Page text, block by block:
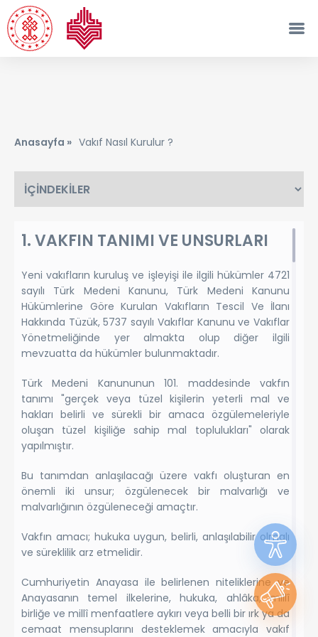
Anasayfa » Vakıf Nasıl Kurulur ?
1. VAKFIN TANIMI VE UNSURLARI
Yeni vakıfların kuruluş ve işleyişi ile ilgili hükümler 4721
sayılı Türk Medeni Kanunu, Türk Medeni Kanunu
Hükümlerine Göre Kurulan Vakıfların Tescil Ve İlanı
Hakkında Tüzük, 5737 sayılı Vakıflar Kanunu ve Vakıflar
Yönetmeliğinde yer almakta olup diğer ilgili
mevzuatta da hükümler bulunmaktadır.
Türk Medeni Kanununun 101. maddesinde vakfın
tanımı "gerçek veya tüzel kişilerin yeterli mal ve
hakları belirli ve sürekli bir amaca özgülemeleriyle
oluşan tüzel kişiliğe sahip mal toplulukları" olarak
yapılmıştır.
Bu tanımdan anlaşılacağı üzere vakfı oluşturan en
önemli iki unsur; özgülenecek bir malvarlığı ve
malvarlığının özgüleneceği amaçtır.
Vakfın amacı; hukuka uygun, belirli, anlaşılabilir olmalı
ve süreklilik arz etmelidir.
Cumhuriyetin Anayasa ile belirlenen niteliklerine ve
Anayasanın temel ilkelerine, hukuka, ahlâka, millî
birliğe ve millî menfaatlere aykırı veya belli bir ırk ya da
cemaat mensuplarını desteklemek amacıyla vakıf